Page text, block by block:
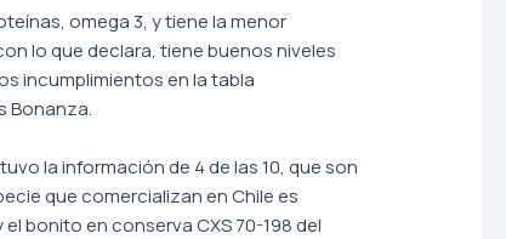
omega 3, y tiene la menor
lo que declara, tiene buenos niveles
incumplimientos en la tabla
Bonanza.
la información de 4 de las 10, que son
que comercializan en Chile es
bonito en conserva CXS 70-198 del